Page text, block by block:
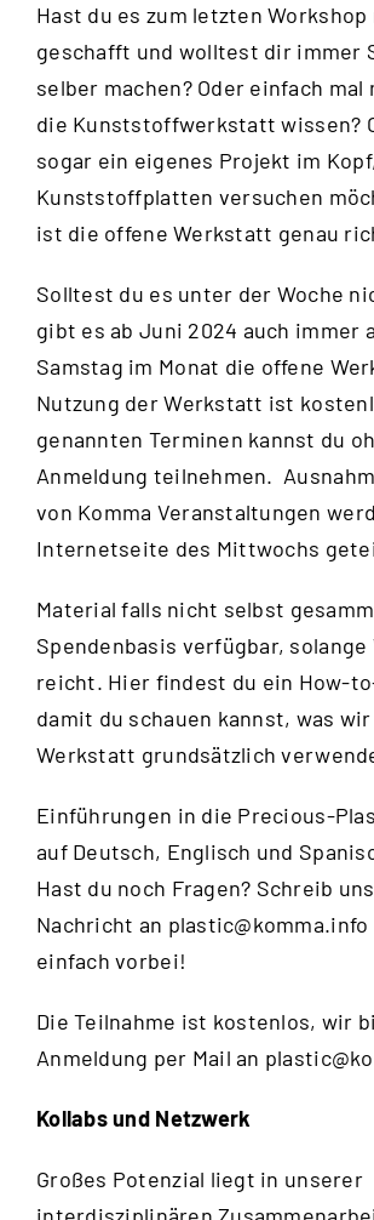
Hast du es zum letzten
geschafft und wolltest dir immer
selber machen? Oder einfach mal
die Kunststoffwerkstatt wissen?
sogar ein eigenes Projekt im
Kunststoffplatten versuchen
ist die offene Werkstatt genau
Solltest du es unter der Woche
gibt es ab Juni 2024 auch immer
Samstag im Monat die offene
Nutzung der Werkstatt ist
genannten Terminen kannst du
Anmeldung teilnehmen.
von Komma Veranstaltungen
Internetseite des Mittwochs
Material falls nicht selbst
Spendenbasis verfügbar, solange
reicht. Hier findest du ein How-
damit du schauen kannst, was
Werkstatt grundsätzlich
Einführungen in die Precious-
auf Deutsch, Englisch und
Hast du noch Fragen? Schreib
Nachricht an plastic@komma.info
einfach vorbei!
Die Teilnahme ist kostenlos, wir
Anmeldung per Mail an
Kollabs und Netzwerk
Großes Potenzial liegt in unserer